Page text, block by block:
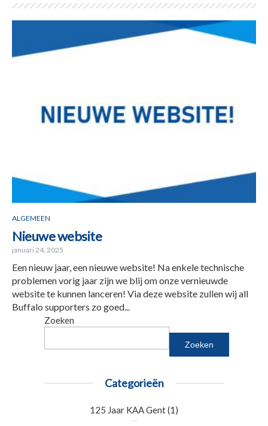
ALGEMEEN
Nieuwe website
januari 24, 2025
Een nieuw jaar, een nieuwe website! Na enkele technische
problemen vorig jaar zijn we blij om onze vernieuwde
website te kunnen lanceren! Via deze website zullen wij all
Buffalo supporters zo goed...
Zoeken
Zoeken
Categorieën
125 Jaar KAA Gent(1)